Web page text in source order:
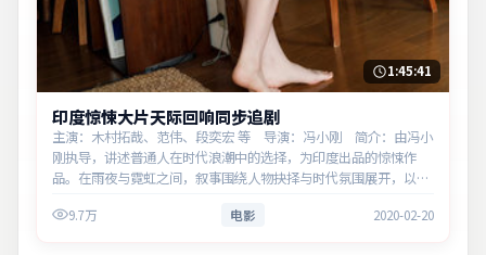
1:45:41
印度惊悚大片天际回响同步追剧
主演：木村拓哉、范伟、段奕宏 等 导演：冯小刚 简介：由冯小
刚执导，讲述普通人在时代浪潮中的选择，为印度出品的惊悚作
品。在雨夜与霓虹之间，叙事围绕人物抉择与时代氛围展开，以克
与现实意义。
9.7万 电影 2020-02-20